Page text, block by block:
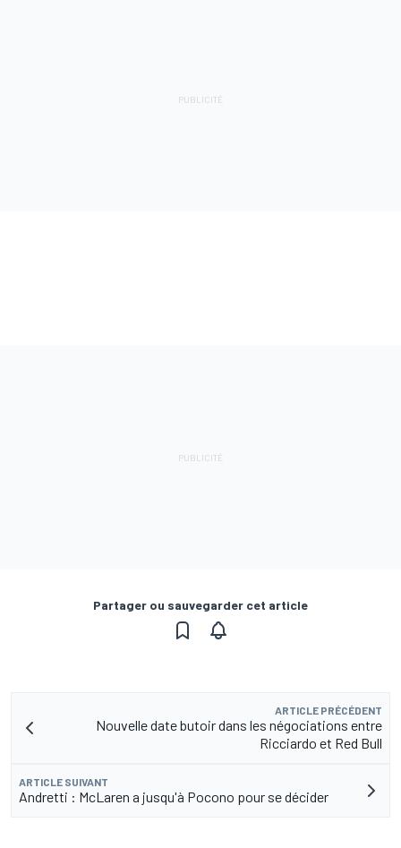
Partager ou sauvegarder cet article
ARTICLE PRÉCÉDENT
Nouvelle date butoir dans les négociations entre
Ricciardo et Red Bull
ARTICLE SUIVANT
Andretti : McLaren a jusqu'à Pocono pour se décider